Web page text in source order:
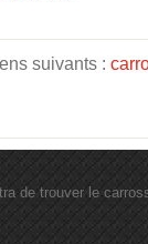
suivants :
de trouver le